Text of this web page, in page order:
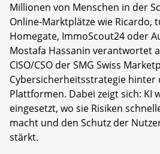
Millionen von Menschen in der
Online-Marktplätze wie Ricardo,
Homegate, ImmoScout24 oder
Mostafa Hassanin verantwortet
CISO/CSO der SMG Swiss
Cybersicherheitsstrategie hinter
Plattformen. Dabei zeigt sich: KI
eingesetzt, wo sie Risiken
macht und den Schutz der
stärkt.